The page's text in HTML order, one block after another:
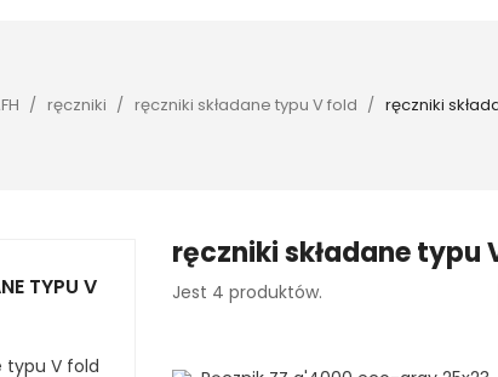
ręczniki ręczniki składane typu V fold ręczniki
TYPU V
typu V fold
ręczniki składane
Jest 4 produktów.